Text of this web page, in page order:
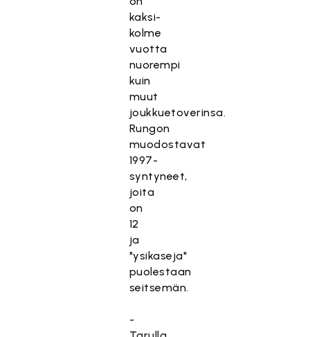
kaksi-
kolme
vuotta
nuorempi
kuin
muut
joukkuetoverinsa.
Rungon
muodostavat
1997-
syntyneet,
joita
on
12
ja
"ysikaseja"
puolestaan
seitsemän.
-